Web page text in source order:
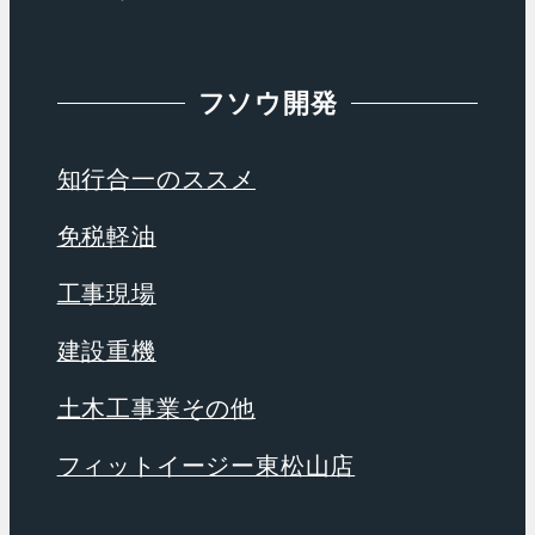
フソウ開発
知行合一のススメ
免税軽油
工事現場
建設重機
土木工事業その他
フィットイージー東松山店